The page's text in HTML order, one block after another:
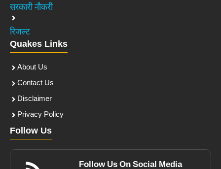
सरकारी नौकरी
रिजल्ट
Quakes Links
About Us
Contact Us
Disclaimer
Privacy Policy
Follow Us
Follow Us On Social Media